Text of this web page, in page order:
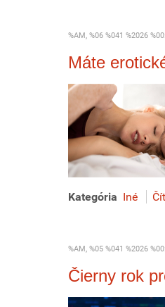
%AM, %06 %041 %2026
Máte
Kategória Iné
%AM, %05 %041 %2026
Čierny rok